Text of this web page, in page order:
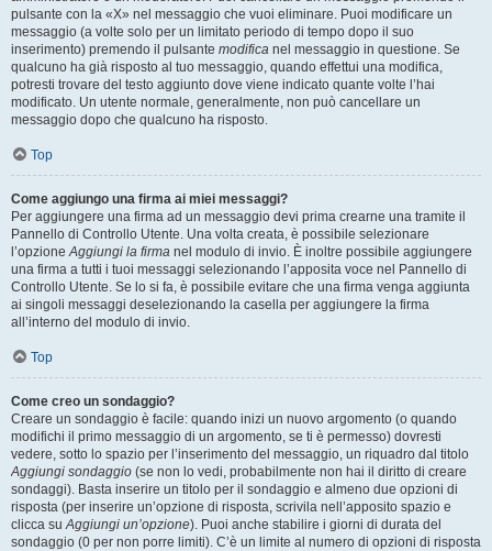
pulsante con la «X» nel messaggio che vuoi eliminare. Puoi modificare un
messaggio (a volte solo per un limitato periodo di tempo dopo il suo
inserimento) premendo il pulsante modifica nel messaggio in questione. Se
qualcuno ha già risposto al tuo messaggio, quando effettui una modifica,
potresti trovare del testo aggiunto dove viene indicato quante volte l’hai
modificato. Un utente normale, generalmente, non può cancellare un
messaggio dopo che qualcuno ha risposto.
Top
Come aggiungo una firma ai miei messaggi?
Per aggiungere una firma ad un messaggio devi prima crearne una tramite il
Pannello di Controllo Utente. Una volta creata, è possibile selezionare
l’opzioneAggiungi la firma nel modulo di invio. È inoltre possibile aggiungere
una firma a tutti i tuoi messaggi selezionando l’apposita voce nel Pannello di
Controllo Utente. Se lo si fa, è possibile evitare che una firma venga aggiunta
ai singoli messaggi deselezionando la casella per aggiungere la firma
all’interno del modulo di invio.
Top
Come creo un sondaggio?
Creare un sondaggio è facile: quando inizi un nuovo argomento (o quando
modifichi il primo messaggio di un argomento, se ti è permesso) dovresti
vedere, sotto lo spazio per l’inserimento del messaggio, un riquadro dal titolo
Aggiungi sondaggio (se non lo vedi, probabilmente non hai il diritto di creare
sondaggi). Basta inserire un titolo per il sondaggio e almeno due opzioni di
risposta (per inserire un’opzione di risposta, scrivila nell’apposito spazio e
clicca suAggiungi un’opzione). Puoi anche stabilire i giorni di durata del
sondaggio (0 per non porre limiti). C’è un limite al numero di opzioni di risposta